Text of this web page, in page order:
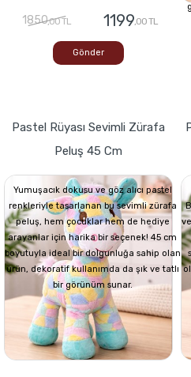
1850,00 TL 1199,00 TL
Gönder
Pastel Rüyası Sevimli Zürafa
Peluş 45 Cm
Yumuşacık dokusu ve göz alıcı pastel
renkleriyle tasarlanan bu sevimli zürafa
peluş, hem çocuklar hem de hediye
arayanlar için harika bir seçenek! 45 cm
boyutuyla ideal bir dolgunluğa sahip olan
ürün, dekoratif kullanımda da şık ve tatlı
bir görünüm sunar.